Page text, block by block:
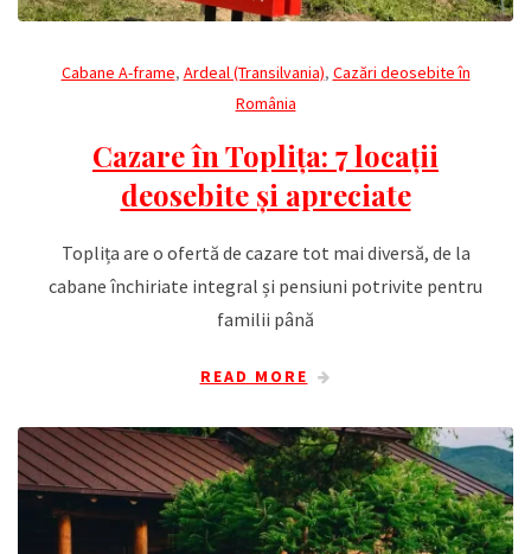
Cabane A-frame, Ardeal (Transilvania), Cazări deosebite în
România
Cazare în Toplița: 7 locații
deosebite și apreciate
Toplița are o ofertă de cazare tot mai diversă, de la
cabane închiriate integral și pensiuni potrivite pentru
familii până
READ MORE